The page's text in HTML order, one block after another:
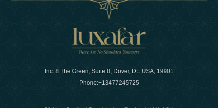
Inc. 8 The Green, Suite B, Dover, DE USA, 19901
Phone:+13477245725